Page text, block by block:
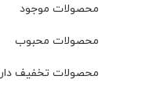
محصولات موجود
محصولات محبوب
محصولات تخفیف دار